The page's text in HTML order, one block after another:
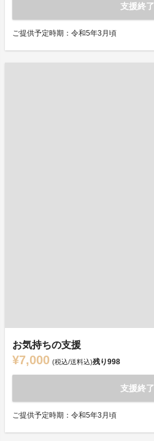
支援終了
ご提供予定時期：令和5年3月頃
お気持ちの支援
¥7,000 (税込/送料込)残り998
支援終了
ご提供予定時期：令和5年3月頃